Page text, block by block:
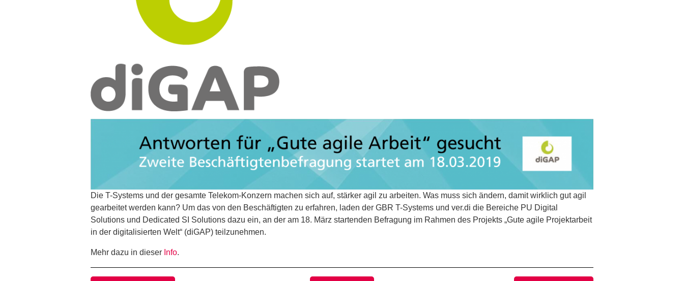
Die T-Systems und der gesamte Telekom-Konzern machen sich auf, stärker agil zu arbeiten. Was muss sich ändern, damit wirklich gut agil
gearbeitet werden kann? Um das von den Beschäftigten zu erfahren, laden der GBR T-Systems und ver.di die Bereiche PU Digital
Solutions und Dedicated SI Solutions dazu ein, an der am 18. März startenden Befragung im Rahmen des Projekts „Gute agile Projektarbeit
in der digitalisierten Welt“ (diGAP) teilzunehmen.
Mehr dazu in dieser Info.